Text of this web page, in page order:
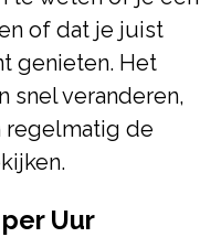
of dat je juist
genieten. Het
snel veranderen,
regelmatig de
Uur